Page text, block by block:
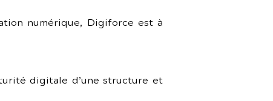
numérique, Digiforce est à
digitale d’une structure et